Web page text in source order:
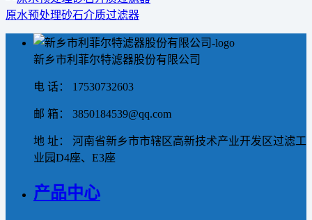
原水预处理砂石介质过滤器
新乡市利菲尔特滤器股份有限公司
电 话： 17530732603
邮 箱： 3850184539@qq.com
地 址： 河南省新乡市市辖区高新技术产业开发区过滤工
业园D4座、E3座
产品中心